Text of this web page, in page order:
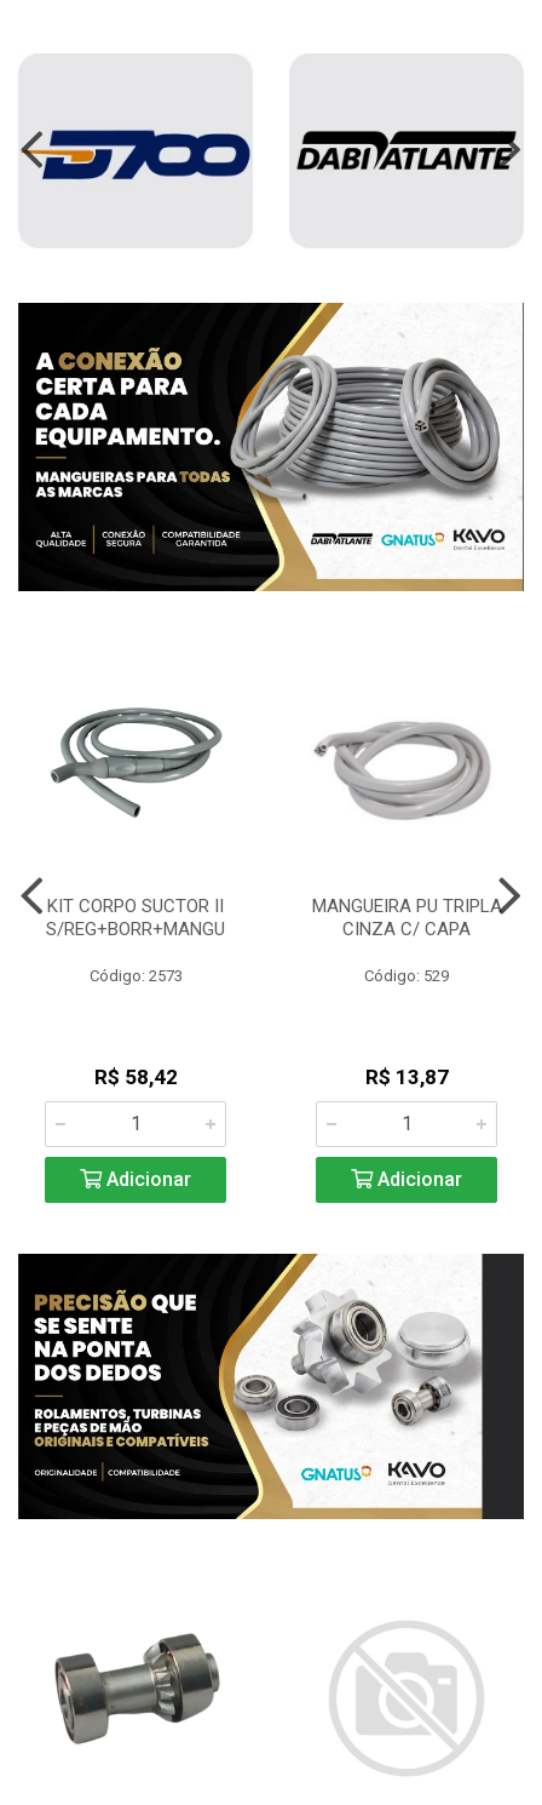
KIT CORPO SUCTOR II
S/REG+BORR+MANGU
Código: 2573
R$ 58,42
Adicionar
MANGUEIRA PU TRIPLA
CINZA C/ CAPA
Código: 529
R$ 13,87
Adicionar